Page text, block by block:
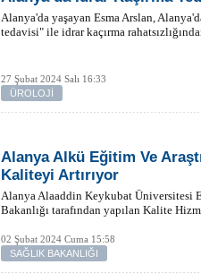
Alanya'da yaşayan Esma Arslan,
tedavisi" ile idrar kaçırma
27 Şubat 2024 Salı 16:33
ÜROLOJİ
Alanya Alkü Eğitim Ve
Kaliteyi Artırıyor
Alanya Alaaddin Keykubat Üniversitesi
Bakanlığı tarafından yapılan Kalite
02 Şubat 2024 Cuma 15:58
SAĞLIK BAKANLIĞI